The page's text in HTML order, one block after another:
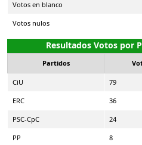
Votos en blanco
Votos nulos
Resultados Votos por
Partidos
CiU 79
ERC 36
PSC-CpC 24
PP 8